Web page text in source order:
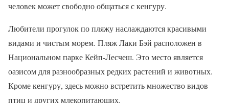
человек может свободно общаться с кенгуру.
Любители прогулок по пляжу наслаждаются красивыми
видами и чистым морем. Пляж Лаки Бэй расположен в
Национальном парке Кейп-Лесчеш. Это место является
оазисом для разнообразных редких растений и животных.
Кроме кенгуру, здесь можно встретить множество видов
птиц и других млекопитающих.